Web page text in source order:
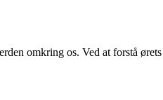
omkring os. Ved at forstå